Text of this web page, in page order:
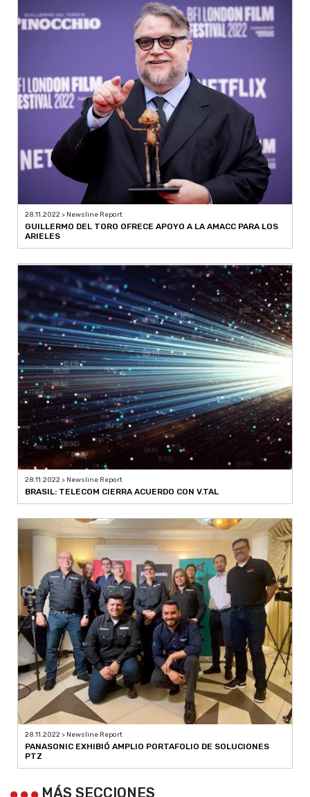
28.11.2022 > Newsline Report
GUILLERMO DEL TORO OFRECE APOYO A LA AMACC PARA LOS
ARIELES
28.11.2022 > Newsline Report
BRASIL: TELECOM CIERRA ACUERDO CON V.TAL
28.11.2022 > Newsline Report
PANASONIC EXHIBIÓ AMPLIO PORTAFOLIO DE SOLUCIONES
PTZ
MÁS SECCIONES